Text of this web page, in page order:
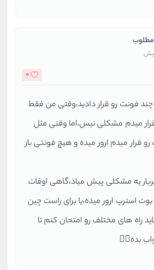
مطلوب
0
چند فونت رو قرار دادید،وقتی من فقط
میدم مشکلی نیس،اما وقتی مثل
قرار میدم ارور میده و هیچ فونتی باز
یه مشکلی پیش میاد،گاهی اوقات
استرپ ارور میده،یا برای راست چین
راه های مختلف رو امتحان کنم تا
بده🤦‍♀️